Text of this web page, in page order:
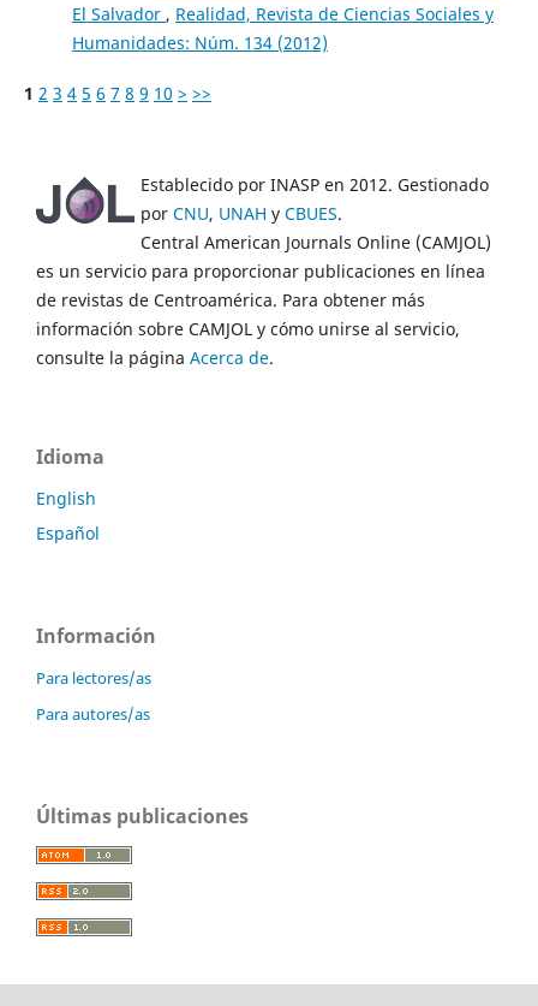
El Salvador , Realidad, Revista de Ciencias Sociales y
Humanidades: Núm. 134 (2012)
1 2 3 4 5 6 7 8 9 10 > >>
Establecido por INASP en 2012. Gestionado
por CNU, UNAH y CBUES.
Central American Journals Online (CAMJOL)
es un servicio para proporcionar publicaciones en línea
de revistas de Centroamérica. Para obtener más
información sobre CAMJOL y cómo unirse al servicio,
consulte la página Acerca de.
Idioma
English
Español
Información
Para lectores/as
Para autores/as
Últimas publicaciones